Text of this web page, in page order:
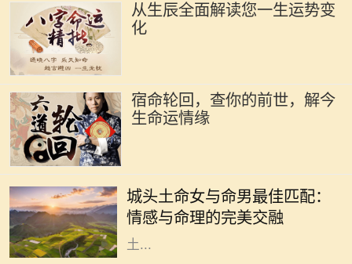
从生辰全面解读您一生运势变
化
宿命轮回，查你的前世，解今
生命运情缘
城头土命女与命男最佳匹配：
情感与命理的完美交融
生的一种重要工具，尤其是在选择伴
侣时。城头土命的女性因其沉稳、温
和而受到许多人的喜爱。那么，城头
土...
在人生的旅途中，我们或多或少都会